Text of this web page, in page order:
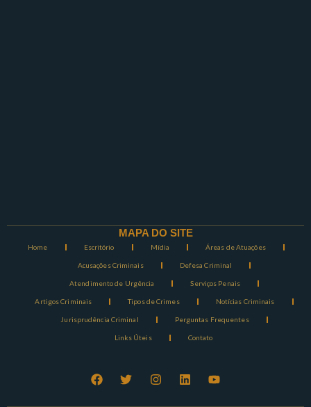
MAPA DO SITE
Home Escritório Mídia Áreas de Atuações
Acusações Criminais Defesa Criminal
Atendimento de Urgência Serviços Penais
Artigos Criminais Tipos de Crimes Notícias Criminais
Jurisprudência Criminal Perguntas Frequentes
Links Úteis Contato